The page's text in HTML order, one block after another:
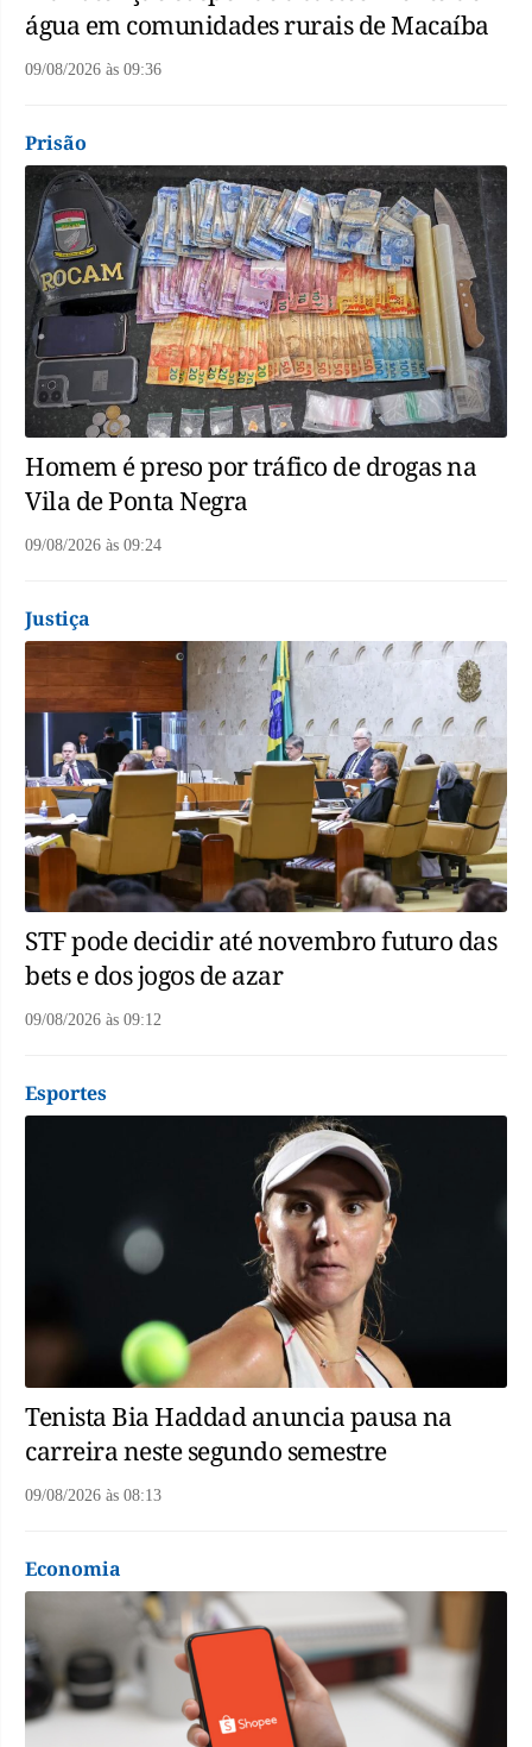
água em comunidades rurais de Macaíba
09/08/2026 às 09:36
Prisão
Homem é preso por tráfico de drogas na
Vila de Ponta Negra
09/08/2026 às 09:24
Justiça
STF pode decidir até novembro futuro das
bets e dos jogos de azar
09/08/2026 às 09:12
Esportes
Tenista Bia Haddad anuncia pausa na
carreira neste segundo semestre
09/08/2026 às 08:13
Economia